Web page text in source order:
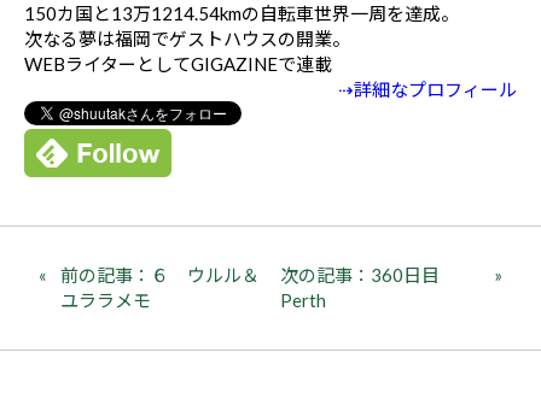
150カ国と13万1214.54kmの自転車世界一周を達成。
次なる夢は福岡でゲストハウスの開業。
WEBライターとしてGIGAZINEで連載
⇢詳細なプロフィール
前の記事：６ ウルル＆
ユララメモ
次の記事：360日目
Perth